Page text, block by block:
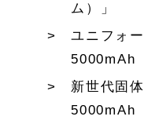
ム）」
ユニフォ
5000mAh
新世代固
5000mAh